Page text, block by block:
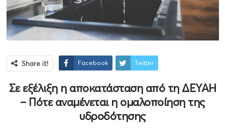
Share it! Facebook Twitter
Σε εξέλιξη η αποκατάσταση από τη ΔΕΥΑΗ
– Πότε αναμένεται η ομαλοποίηση της
υδροδότησης